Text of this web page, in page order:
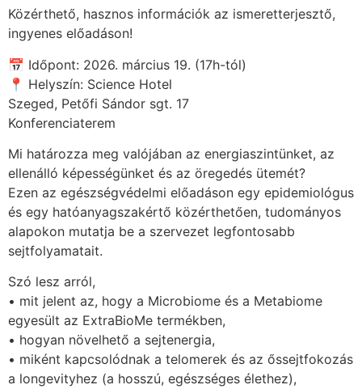
Közérthető, hasznos információk az ismeretterjesztő,
ingyenes előadáson!
📅 Időpont: 2026. március 19. (17h-tól)
📍 Helyszín: Science Hotel
Szeged, Petőfi Sándor sgt. 17
Konferenciaterem
Mi határozza meg valójában az energiaszintünket, az
ellenálló képességünket és az öregedés ütemét?
Ezen az egészségvédelmi előadáson egy epidemiológus
és egy hatóanyagszakértő közérthetően, tudományos
alapokon mutatja be a szervezet legfontosabb
sejtfolyamatait.
Szó lesz arról,
• mit jelent az, hogy a Microbiome és a Metabiome
egyesült az ExtraBioMe termékben,
• hogyan növelhető a sejtenergia,
• miként kapcsolódnak a telomerek és az őssejtfokozás
a longevityhez (a hosszú, egészséges élethez),